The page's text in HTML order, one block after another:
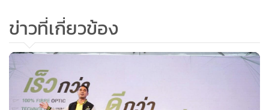
เป็น 1 Gbps / 200 Mbps ที่มาพร้อมฟีเจอร์ Speed Toggle และ
รับฟรี! Nokia WiFi Beacon1 (Mesh WiFi) จำนวน 3 ตัว โดยมี
ค่าแรกเข้า มูลค่า 4,800 บาท จะได้รับเงินคืนมูลค่า 200 บาท/
เดือน จนครบอายุสัญญา 24 เดือน
ข่าวที่เกี่ยวข้อง